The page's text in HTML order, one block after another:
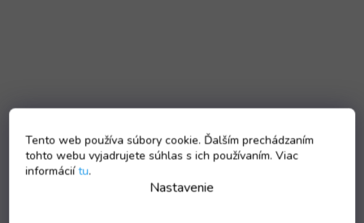
Tento web používa súbory cookie. Ďalším prechádzaním
tohto webu vyjadrujete súhlas s ich používaním. Viac
informáciítu.
Nastavenie